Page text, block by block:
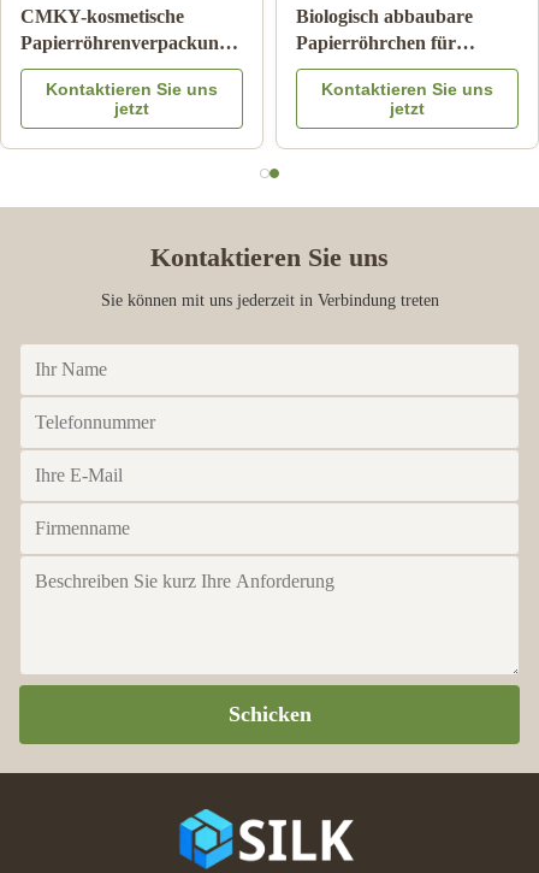
Zylinder-Wellpappe-Rohr
Pantone, das
kindersicheren Matte
Lamination druckt
Kontaktieren Sie uns
jetzt
Papppapier-Rohr-
Verpacken der
Lebensmittel mit Farbe
Logo Embossed des
Metalldeckel-CMYK
Kontaktieren Sie uns
jetzt
Kontaktieren Sie uns
Sie können mit uns jederzeit in Verbindung treten
Schicken